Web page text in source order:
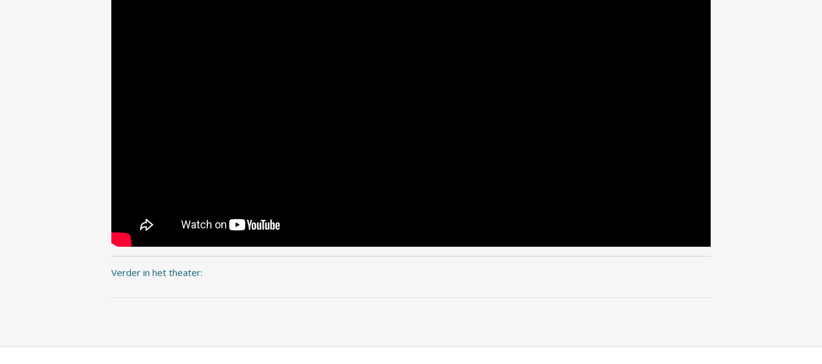
Verder in het theater: